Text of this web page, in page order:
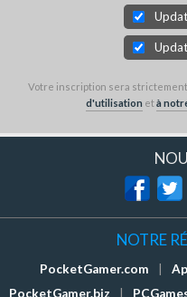
Votre inscription sera
d'utilisation età
NOTRE
PocketGamer.com
PocketGamer.biz